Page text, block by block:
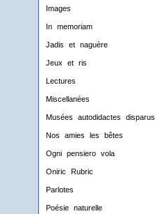
Images
In memoriam
Jadis et naguère
Jeux et ris
Lectures
Miscellanées
Musées autodidactes disparus
Nos amies les bêtes
Ogni pensiero vola
Oniric Rubric
Parlotes
Poésie naturelle